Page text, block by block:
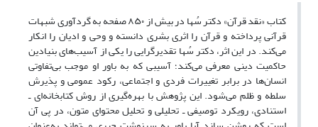
کتاب «نقد قرآن» دکتر سُها در بیش از ۸۵۰ صفحه به گردآوری شبهات
قرآنی پرداخته و قرآن را اثری بشری دانسته و وحی و ادیان را انکار
می‌کند. در این اثر، دکتر سُها تقدیرگرایی را یکی از آسیب‌های بنیادین
حاکمیت دینی معرفی می‌کند؛ آسیبی که به باور او موجب بی‌تفاوتی
انسان‌ها در برابر تغییرات فردی و اجتماعی، رکود عمومی و پذیرش
سلطه و ظلم می‌شود. این پژوهش با بهره‌گیری از روش کتابخانه‌ای ـ
استنادی، رویکرد توصیفی ـ تحلیلی و تحلیل محتوای متون، در پی آن